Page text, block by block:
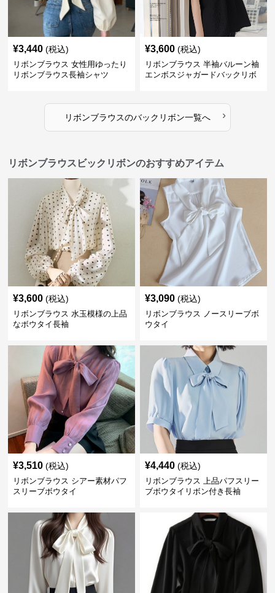
¥3,440 (税込)
リボンブラウス 女性用ゆったり
リボンブラウス長袖シャツ
¥3,600 (税込)
リボンブラウス 半袖バルーン袖
エンボスジャガードバックリボ
リボンブラウスのバックリボン一覧へ ›
リボンブラウスビックリボンのおすすめアイテム
¥3,600 (税込)
リボンブラウス 水玉模様の上品
なボウタイ長袖
¥3,090 (税込)
リボンブラウス ノースリーブボ
ウタイ
¥3,510 (税込)
リボンブラウス シアー素材パフ
スリーブボウタイ
¥4,440 (税込)
リボンブラウス 上品パフスリー
ブボウタイリボン付き長袖